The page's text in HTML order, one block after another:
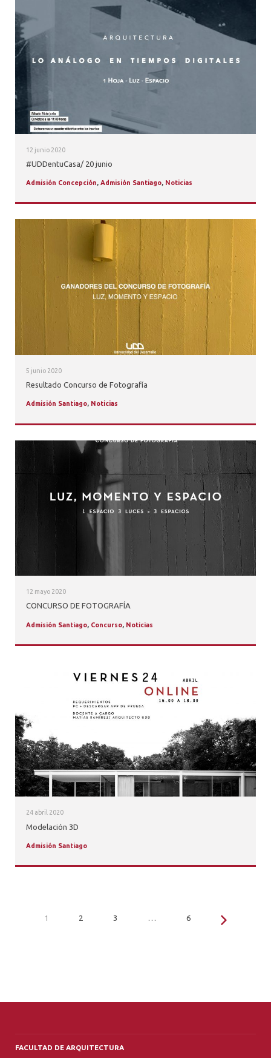
12 junio 2020
#UDDentuCasa/ 20 junio
Admisión Concepción, Admisión Santiago, Noticias
5 junio 2020
Resultado Concurso de Fotografía
Admisión Santiago, Noticias
12 mayo 2020
CONCURSO DE FOTOGRAFÍA
Admisión Santiago, Concurso, Noticias
24 abril 2020
Modelación 3D
Admisión Santiago
1 2 3 … 6
FACULTAD DE ARQUITECTURA